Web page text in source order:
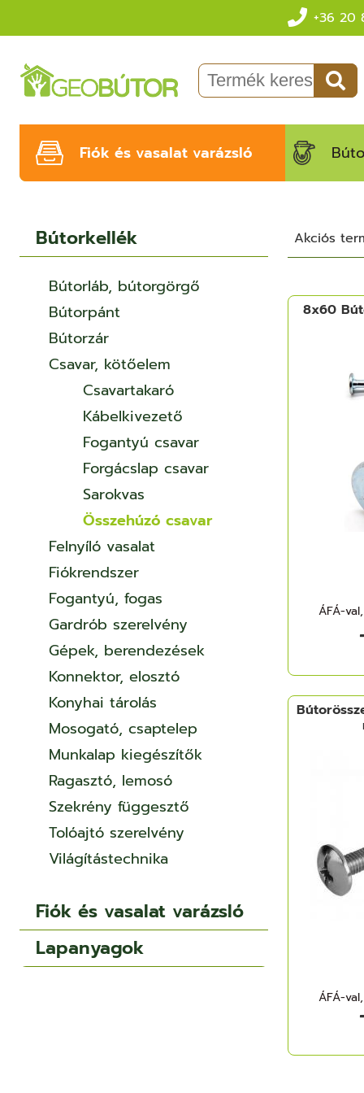
+36 20
Fiók és vasalat varázsló
Bútorkellék
Bútorláb, bútorgörgő
Bútorpánt
Bútorzár
Csavar, kötőelem
Csavartakaró
Kábelkivezető
Fogantyú csavar
Forgácslap csavar
Sarokvas
Összehúzó csavar
Felnyíló vasalat
Fiókrendszer
Fogantyú, fogas
Gardrób szerelvény
Gépek, berendezések
Konnektor, elosztó
Konyhai tárolás
Mosogató, csaptelep
Munkalap kiegészítők
Ragasztó, lemosó
Szekrény függesztő
Tolóajtó szerelvény
Világítástechnika
Fiók és vasalat varázsló
Lapanyagok
Akciós
8x60
ÁFÁ-
ÁFÁ-